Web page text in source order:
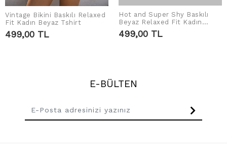
SEPETE EKLE
Vintage Bikini Baskılı Relaxed
Fit Kadın Beyaz Tshirt
499,00 TL
SEPETE EKLE
Hot and Super Shy Baskılı
Beyaz Relaxed Fit Kadın
Tshirt
499,00 TL
E-BÜLTEN